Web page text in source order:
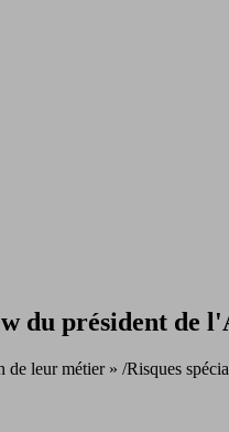
du président de
leur métier » /Risques